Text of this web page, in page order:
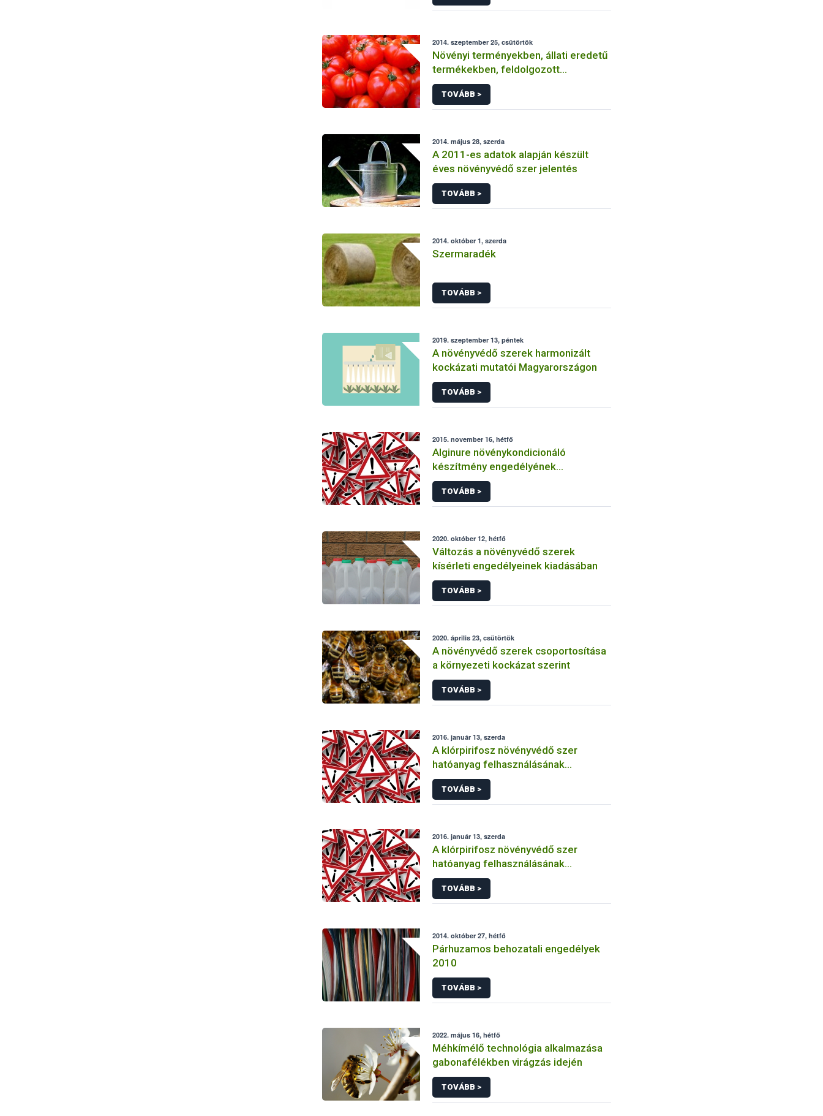
2014. szeptember 25, csütörtök
Növényi terményekben, állati eredetű
termékekben, feldolgozott
élelmiszerekben
TOVÁBB >
2014. május 28, szerda
A 2011-es adatok alapján készült
éves növényvédő szer jelentés
TOVÁBB >
2014. október 1, szerda
Szermaradék
TOVÁBB >
2019. szeptember 13, péntek
A növényvédő szerek harmonizált
kockázati mutatói Magyarországon
TOVÁBB >
2015. november 16, hétfő
Alginure növénykondicionáló
készítmény engedélyének
felfüggesztése
TOVÁBB >
2020. október 12, hétfő
Változás a növényvédő szerek
kísérleti engedélyeinek kiadásában
TOVÁBB >
2020. április 23, csütörtök
A növényvédő szerek csoportosítása
a környezeti kockázat szerint
TOVÁBB >
2016. január 13, szerda
A klórpirifosz növényvédő szer
hatóanyag felhasználásának
korlátozása
TOVÁBB >
2016. január 13, szerda
A klórpirifosz növényvédő szer
hatóanyag felhasználásának
korlátozása
TOVÁBB >
2014. október 27, hétfő
Párhuzamos behozatali engedélyek
2010
TOVÁBB >
2022. május 16, hétfő
Méhkímélő technológia alkalmazása
gabonafélékben virágzás idején
TOVÁBB >